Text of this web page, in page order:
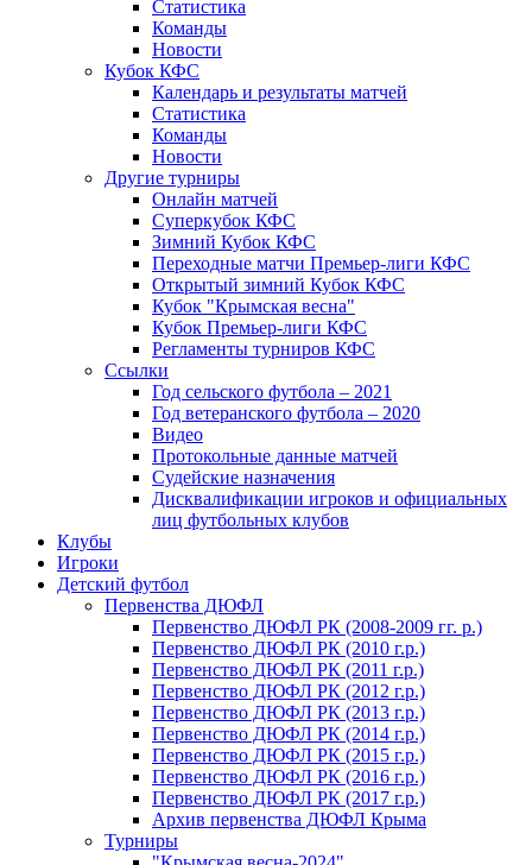
Статистика
Команды
Новости
Кубок КФС
Календарь и результаты матчей
Статистика
Команды
Новости
Другие турниры
Онлайн матчей
Суперкубок КФС
Зимний Кубок КФС
Переходные матчи Премьер-лиги КФС
Открытый зимний Кубок КФС
Кубок "Крымская весна"
Кубок Премьер-лиги КФС
Регламенты турниров КФС
Ссылки
Год сельского футбола – 2021
Год ветеранского футбола – 2020
Видео
Протокольные данные матчей
Судейские назначения
Дисквалификации игроков и официальных
лиц футбольных клубов
Клубы
Игроки
Детский футбол
Первенства ДЮФЛ
Первенство ДЮФЛ РК (2008-2009 гг. р.)
Первенство ДЮФЛ РК (2010 г.р.)
Первенство ДЮФЛ РК (2011 г.р.)
Первенство ДЮФЛ РК (2012 г.р.)
Первенство ДЮФЛ РК (2013 г.р.)
Первенство ДЮФЛ РК (2014 г.р.)
Первенство ДЮФЛ РК (2015 г.р.)
Первенство ДЮФЛ РК (2016 г.р.)
Первенство ДЮФЛ РК (2017 г.р.)
Архив первенства ДЮФЛ Крыма
Турниры